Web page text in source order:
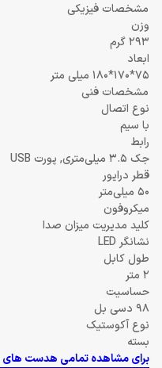
مشخصات فیزیکی
وزن
293 گرم
ابعاد
75*170*180 میلی متر
مشخصات فنی
نوع اتصال
با سیم
رابط
جک 3.5 میلی‌متری, پورت USB
قطر درایور
50 میلی‌متر
میکروفون
کلید مدیریت میزان صدا
نشانگر LED
طول کابل
2 متر
حساسیت
98 دسی بل
نوع آکوستیک
بسته
برای مشاهده تمامی هدست های